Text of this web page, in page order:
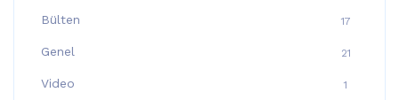
Bülten 17
Genel 21
Video 1